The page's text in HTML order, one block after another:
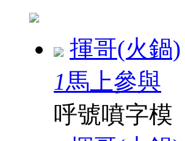
揮哥(火鍋)
1馬上參與
呼號噴字模